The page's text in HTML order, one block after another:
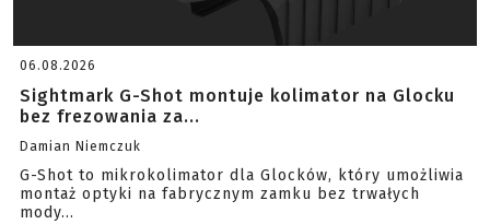
06.08.2026
Sightmark G-Shot montuje kolimator na Glocku
bez frezowania za...
Damian Niemczuk
G-Shot to mikrokolimator dla Glocków, który umożliwia
montaż optyki na fabrycznym zamku bez trwałych
mody...